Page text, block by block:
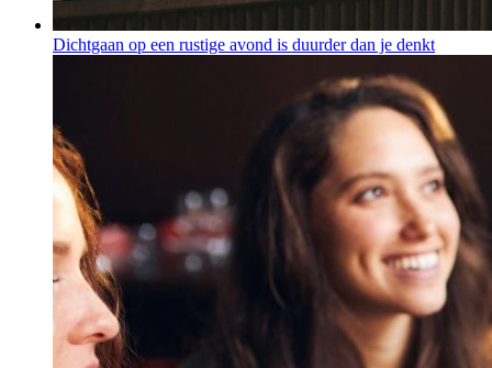
Dichtgaan op een rustige avond is duurder dan je denkt